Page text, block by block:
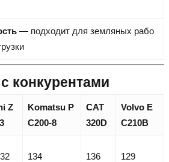
— подходит для земляных рабо
конкурентами
Z
Komatsu P
C200-8
CAT
320D
Volvo E
C210B
134 136 129